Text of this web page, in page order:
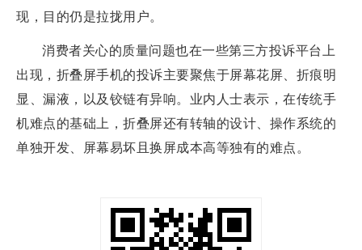
现，目的仍是拉拢用户。
消费者关心的质量问题也在一些第三方投诉平台上
出现，折叠屏手机的投诉主要聚焦于屏幕花屏、折痕明
显、漏液，以及铰链有异响。业内人士表示，在传统手
机难点的基础上，折叠屏还有转轴的设计、操作系统的
单独开发、屏幕易坏且换屏成本高等独有的难点。